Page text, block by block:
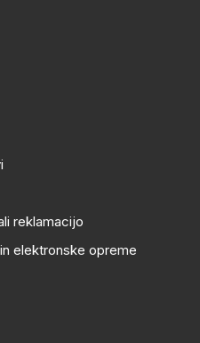
reklamacijo
elektronske opreme